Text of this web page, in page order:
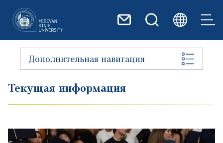
Дополнительная навигация
Текущая информация